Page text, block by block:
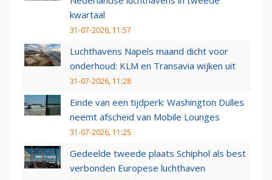
kwartaal
31-07-2026, 11:57
Luchthavens Napels maand dicht voor
onderhoud: KLM en Transavia wijken uit
31-07-2026, 11:28
Einde van een tijdperk: Washington Dulles
neemt afscheid van Mobile Lounges
31-07-2026, 11:25
Gedeelde tweede plaats Schiphol als best
verbonden Europese luchthaven